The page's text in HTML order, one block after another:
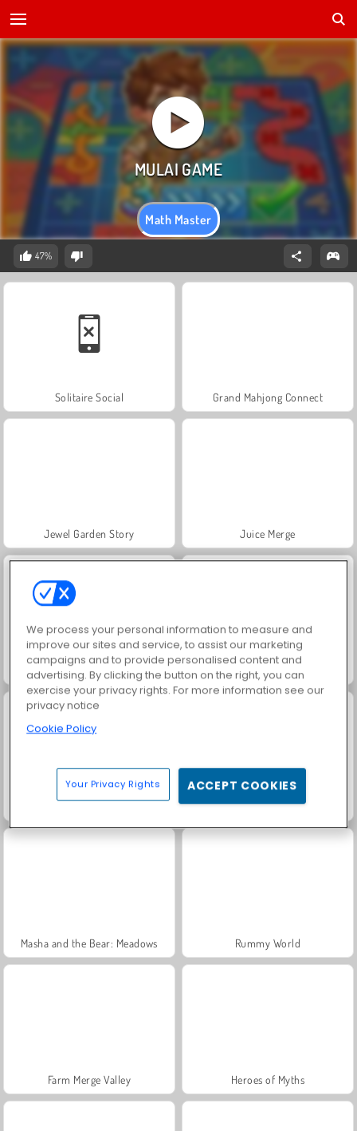
Math Master
47%
Solitaire Social Grand Mahjong Connect
Jewel Garden Story Juice Merge
Scala 40 Solitaire FRVR
Masha and the Bear: Meadows Rummy World
Farm Merge Valley Heroes of Myths
We process your personal information to measure and
improve our sites and service, to assist our marketing
campaigns and to provide personalised content and
advertising. By clicking the button on the right, you can
exercise your privacy rights. For more information see our
privacy notice
Cookie Policy
Your Privacy Rights ACCEPT COOKIES